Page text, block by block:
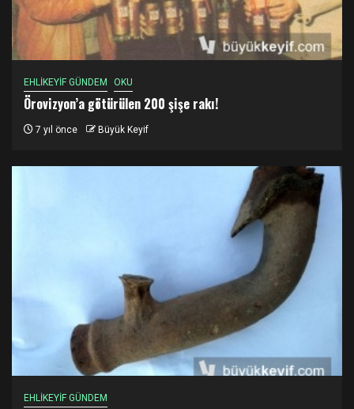
EHLİKEYİF GÜNDEM OKU
Örovizyon’a götürülen 200 şişe rakı!
7 yıl önce Büyük Keyif
EHLİKEYİF GÜNDEM